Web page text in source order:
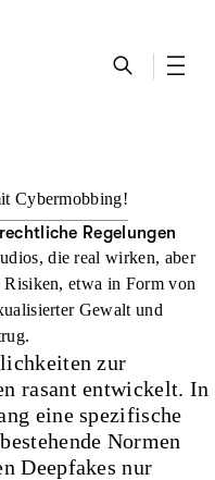
Cybermobbing!
Regelungen
die real wirken, aber
etwa in Form von
Gewalt und
zur
rasant entwickelt. In
eine spezifische
Normen
Deepfakes nur